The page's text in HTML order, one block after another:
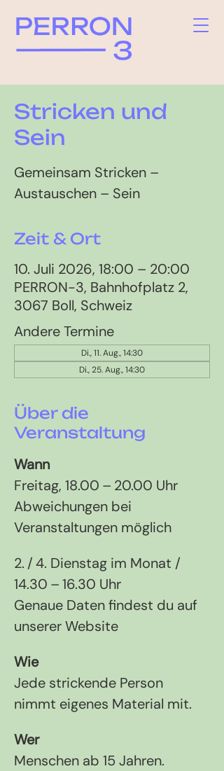
Stricken und
Sein
Gemeinsam Stricken –
Austauschen – Sein
Zeit & Ort
10. Juli 2026, 18:00 – 20:00
PERRON-3, Bahnhofplatz 2,
3067 Boll, Schweiz
Andere Termine
Di., 11. Aug., 14:30
Di., 25. Aug., 14:30
Über die
Veranstaltung
Wann
Freitag, 18.00 – 20.00 Uhr
Abweichungen bei
Veranstaltungen möglich
2. / 4. Dienstag im Monat /
14.30 – 16.30 Uhr
Genaue Daten findest du auf
unserer Website
Wie
Jede strickende Person
nimmt eigenes Material mit.
Wer
Menschen ab 15 Jahren.